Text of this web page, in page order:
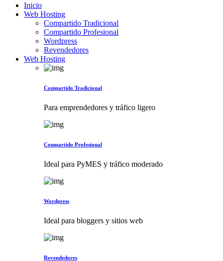
Inicio
Web Hosting
Compartido Tradicional
Compartido Profesional
Wordpress
Revendedores
Web Hosting
Compartido Tradicional
Para emprendedores y tráfico ligero
Compartido Profesional
Ideal para PyMES y tráfico moderado
Wordpress
Ideal para bloggers y sitios web
Revendedores